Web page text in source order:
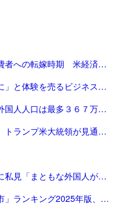
「コラム：トランプ関税、近づく消費者への転嫁時期 米経済にどう影響 | ロイター」
「「体験格差」「総合型選抜で有利に」と体験を売るビジネスは”不安商法なのでは”という指摘の増加 #エキスパートトピ（杉浦由美子） - エキスパート - Yahoo!ニュース」
「日本人、過去最大の９０万人減 外国人人口は最多３６７万人―総務省：時事ドットコム」
「未合意国の関税「１５～２０％」 トランプ米大統領が見通し：時事ドットコム」
「ひろゆき氏「川口クルド人問題」に私見「まともな外国人が損するので不法就労には厳しくすべき」 - 芸能 : 日刊スポーツ」
「富豪が多い「世界で最も裕福な都市」ランキング2025年版、東京が2年連続3位 | Forbes JAPAN 公式サイト（フォーブス ジャパン）」